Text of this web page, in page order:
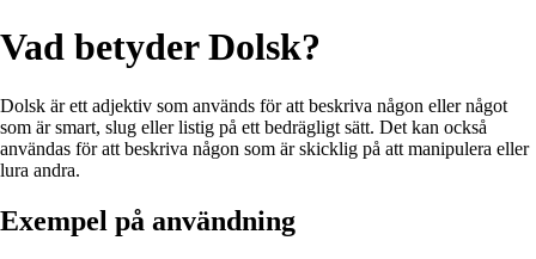
Vad betyder Dolsk?
Dolsk är ett adjektiv som används för att beskriva någon eller något
som är smart, slug eller listig på ett bedrägligt sätt. Det kan också
användas för att beskriva någon som är skicklig på att manipulera eller
lura andra.
Exempel på användning